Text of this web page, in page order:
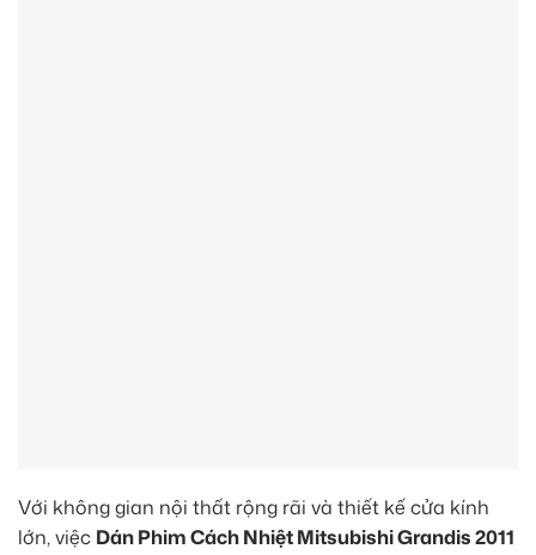
Với không gian nội thất rộng rãi và thiết kế cửa kính
lớn, việc Dán Phim Cách Nhiệt Mitsubishi Grandis 2011